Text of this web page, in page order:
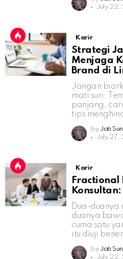
July 22,
Karir
Strategi
Menjaga
Brand di
Jangan
mati suri.
panjang,
tips
by Jati
July 27,
Karir
Fractional
Dua-duanya
duanya
cuma satu
itu diuji
by Jati
July 22,